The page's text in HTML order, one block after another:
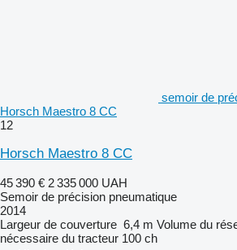
semoir de
Horsch Maestro 8 CC
12
Horsch Maestro 8 CC
45 390 € 2 335 000 UAH
Semoir de précision pneumatique
2014
Largeur de couverture 6,4 m Volume du
nécessaire du tracteur 100 ch